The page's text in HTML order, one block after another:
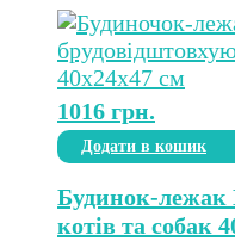
1016 грн.
Додати в кошик
Будинок-лежак
котів та собак